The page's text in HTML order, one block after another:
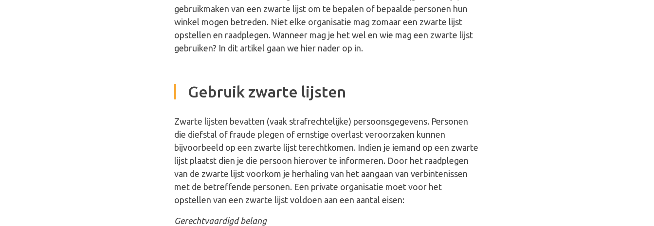
gebruikmaken van een zwarte lijst om te bepalen of bepaalde personen hun
winkel mogen betreden. Niet elke organisatie mag zomaar een zwarte lijst
opstellen en raadplegen. Wanneer mag je het wel en wie mag een zwarte lijst
gebruiken? In dit artikel gaan we hier nader op in.
Gebruik zwarte lijsten
Zwarte lijsten bevatten (vaak strafrechtelijke) persoonsgegevens. Personen
die diefstal of fraude plegen of ernstige overlast veroorzaken kunnen
bijvoorbeeld op een zwarte lijst terechtkomen. Indien je iemand op een zwarte
lijst plaatst dien je die persoon hierover te informeren. Door het raadplegen
van de zwarte lijst voorkom je herhaling van het aangaan van verbintenissen
met de betreffende personen. Een private organisatie moet voor het
opstellen van een zwarte lijst voldoen aan een aantal eisen:
Gerechtvaardigd belang